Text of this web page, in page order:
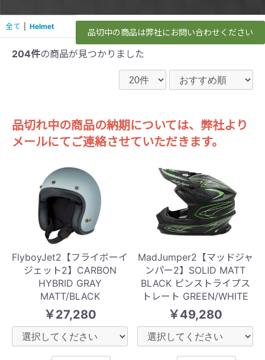
品切中の商品は弊社にお問い合わせください
全て Helmet
204件の商品が見つかりました
品切れ中の商品の納期については、弊社より
メールにてご連絡させていただきます。
FlyboyJet2【フライボーイ
ジェット2】CARBON
HYBRID GRAY
MATT/BLACK
￥27,280
MadJumper2【マッドジャ
ンパー2】SOLID MATT
BLACK ピンストライプス
トレート GREEN/WHITE
￥49,280